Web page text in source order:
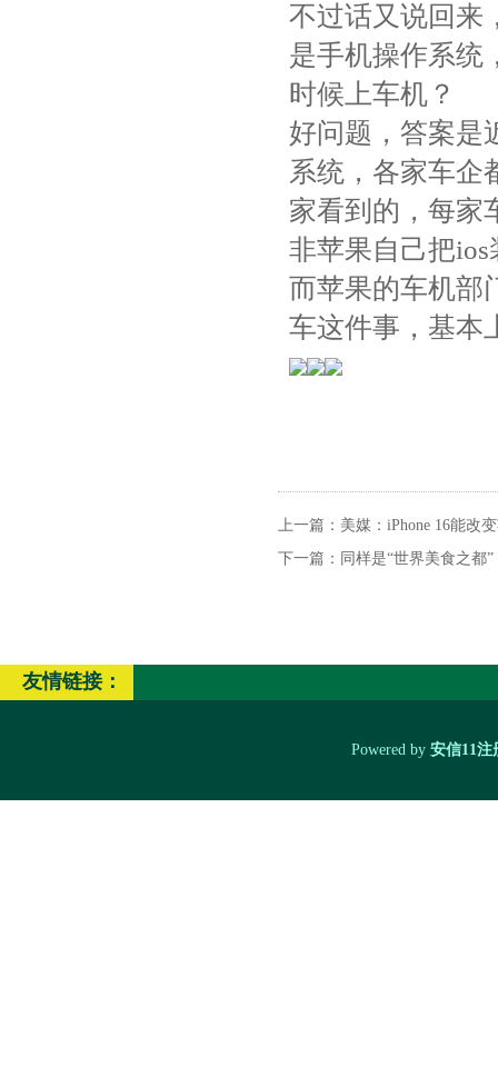
不过话又说回来
是手机操作系统
时候上车机？
好问题，答案是
系统，各家车企
家看到的，每家
非苹果自己把
而苹果的车机部
车这件事，基本
上一篇： 美媒：iPhone 16能改
下一篇： 同样是“世界美食之都
友情链接：
Powered by 安信11注